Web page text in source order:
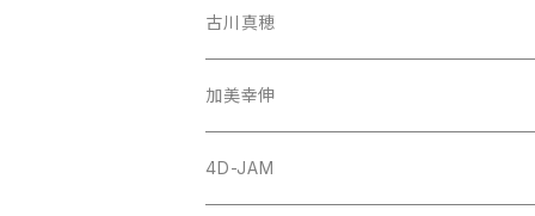
古川真穂
CD-Single
CD-Album
加美幸伸
God N' Stone
4D-JAM